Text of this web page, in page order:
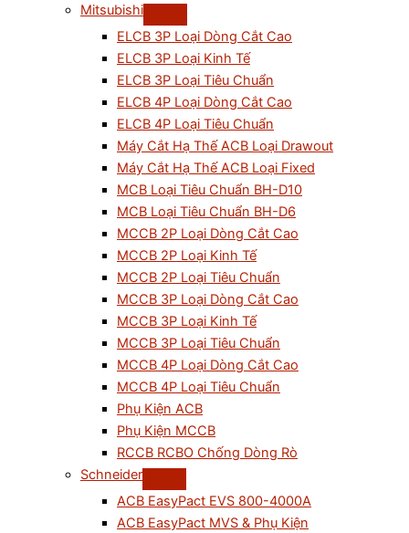
Mitsubishi
ELCB 3P Loại Dòng Cắt Cao
ELCB 3P Loại Kinh Tế
ELCB 3P Loại Tiêu Chuẩn
ELCB 4P Loại Dòng Cắt Cao
ELCB 4P Loại Tiêu Chuẩn
Máy Cắt Hạ Thế ACB Loại Drawout
Máy Cắt Hạ Thế ACB Loại Fixed
MCB Loại Tiêu Chuẩn BH-D10
MCB Loại Tiêu Chuẩn BH-D6
MCCB 2P Loại Dòng Cắt Cao
MCCB 2P Loại Kinh Tế
MCCB 2P Loại Tiêu Chuẩn
MCCB 3P Loại Dòng Cắt Cao
MCCB 3P Loại Kinh Tế
MCCB 3P Loại Tiêu Chuẩn
MCCB 4P Loại Dòng Cắt Cao
MCCB 4P Loại Tiêu Chuẩn
Phụ Kiện ACB
Phụ Kiện MCCB
RCCB RCBO Chống Dòng Rò
Schneider
ACB EasyPact EVS 800-4000A
ACB EasyPact MVS & Phụ Kiện